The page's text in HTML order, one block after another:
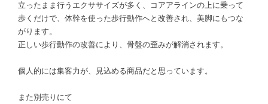
立ったまま行うエクササイズが多く、コアアラインの上に乗って
歩くだけで、体幹を使った歩行動作へと改善され、美脚にもつな
がります。
正しい歩行動作の改善により、骨盤の歪みが解消されます。
個人的には集客力が、見込める商品だと思っています。
また別売りにて